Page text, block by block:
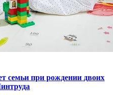
семьи при рождении двоих